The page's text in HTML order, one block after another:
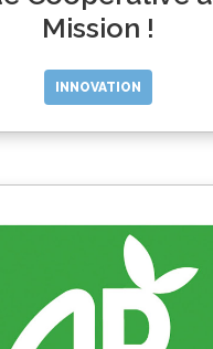
Mission !
INNOVATION